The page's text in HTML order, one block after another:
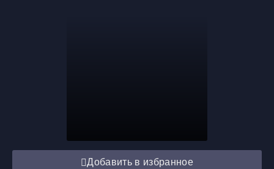
Добавить в избранное